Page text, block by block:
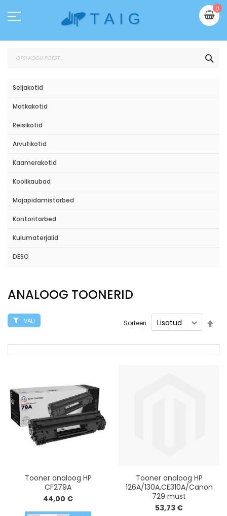
to
Content
0
Seljakotid
Matkakotid
Reisikotid
Arvutikotid
Kaamerakotid
Koolikaubad
Majapidamistarbed
Kontoritarbed
Kulumaterjalid
DESO
ANALOOG TOONERID
Sorteeri
Tooner analoog HP
CF279A
44,00 €
Tooner analoog HP
126A/130A,CE310A/Canon
729 must
53,73 €
VALI